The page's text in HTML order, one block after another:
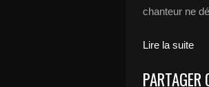
chanteur ne
Lire la suite
PARTAGER